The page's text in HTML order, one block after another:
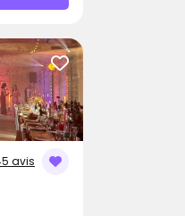
avis